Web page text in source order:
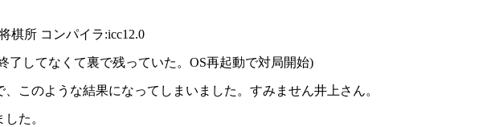
棋所 コンパイラ:icc12.0
してなくて裏で残っていた。OS再起動で対局開始)
このような結果になってしまいました。すみません井上さん。
た。